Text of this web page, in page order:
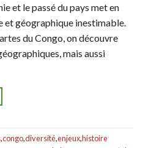
et le passé du pays met en
et géographique inestimable.
du Congo, on découvre
mais aussi
,congo,diversité,enjeux,histoire